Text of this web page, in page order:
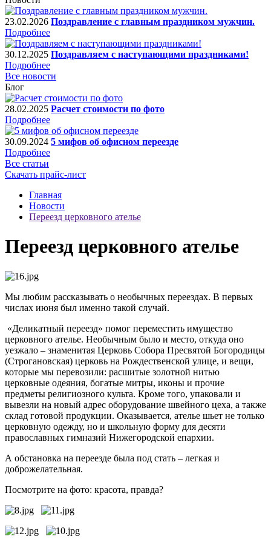
23.02.2026 Поздравление с главным праздником мужчин.
Подробнее
30.12.2025 Поздравляем с наступающими праздниками!
Подробнее
Все новости
Блог
28.02.2025 Расчет стоимости по фото
Подробнее
30.09.2024 5 мифов об офисном переезде
Подробнее
Все статьи
Скачать прайс-лист
Главная
Новости
Переезд церковного ателье
Переезд церковного ателье
Мы любим рассказывать о необычных переездах. В первых
числах июня был именно такой случай.
«Деликатный переезд» помог переместить имущество
церковного ателье. Необычным было и место, откуда оно
уезжало – знаменитая Церковь Собора Пресвятой Богородицы
(Строгановская) церковь на Рождественской улице, и вещи,
которые мы перевозили: расшитые золотной нитью
церковные одеяния, богатые митры, иконы и прочие
предметы религиозного культа. Кроме того, упаковали и
вывезли на новый адрес оборудование швейного цеха, а также
склад готовой продукции. Оказывается, ателье шьет не только
церковную одежду, но и школьную форму для десяти
православных гимназий Нижегородской епархии.
А обстановка на переезде была под стать – легкая и
доброжелательная.
Посмотрите на фото: красота, правда?